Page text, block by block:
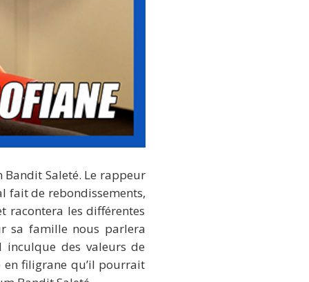
Saleté. Le rappeur
fait de rebondissements,
racontera les différentes
sa famille nous parlera
des valeurs de
en filigrane qu’il pourrait